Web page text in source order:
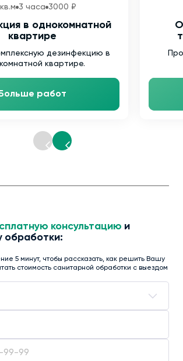
3 часа 3000 ₽
в однокомнатной
квартире
дезинфекцию в
квартире.
работ
консультацию и
обработки:
5 минут, чтобы рассказать, как решить Вашу
стоимость санитарной обработки с выездом